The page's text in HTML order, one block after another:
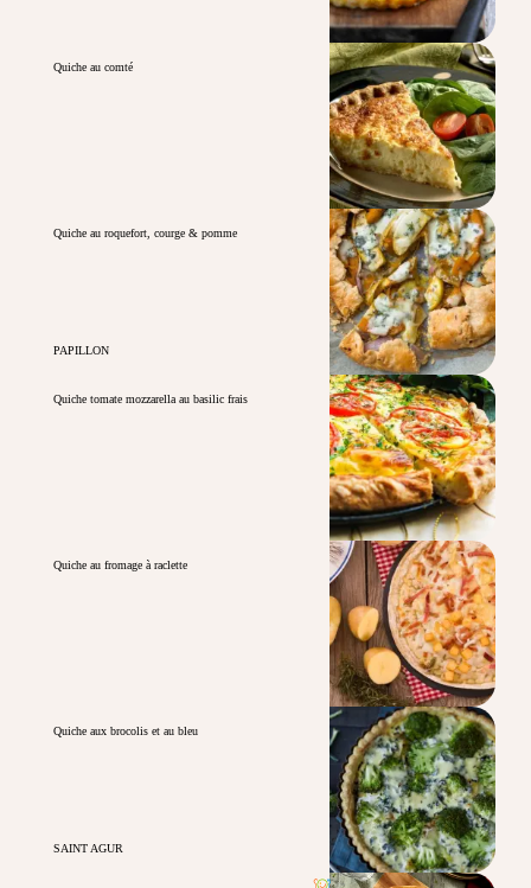
Quiche au comté
Quiche au roquefort, courge & pomme
PAPILLON
Quiche tomate mozzarella au basilic frais
Quiche au fromage à raclette
Quiche aux brocolis et au bleu
SAINT AGUR